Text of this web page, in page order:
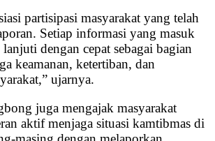
partisipasi masyarakat yang telah
Setiap informasi yang masuk
dengan cepat sebagai bagian
keamanan, ketertiban, dan
ujarnya.
juga mengajak masyarakat
aktif menjaga situasi kamtibmas di